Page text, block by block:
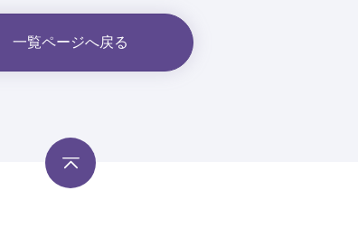
一覧ページへ戻る